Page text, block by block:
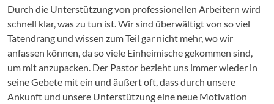
Durch die Unterstützung von professionellen Arbeitern wird
schnell klar, was zu tun ist. Wir sind überwältigt von so viel
Tatendrang und wissen zum Teil gar nicht mehr, wo wir
anfassen können, da so viele Einheimische gekommen sind,
um mit anzupacken. Der Pastor bezieht uns immer wieder in
seine Gebete mit ein und äußert oft, dass durch unsere
Ankunft und unsere Unterstützung eine neue Motivation